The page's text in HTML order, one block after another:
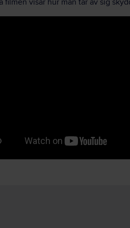
filmen visar hur man tar av sig